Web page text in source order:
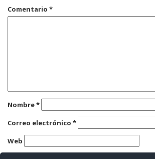
Comentario *
Nombre*
Correo electrónico *
Web